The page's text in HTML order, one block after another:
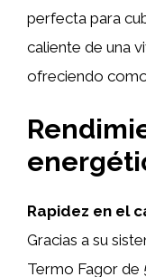
perfecta para
caliente de una
ofreciendo
Rapidez en el
Gracias a su
Termo Fagor de